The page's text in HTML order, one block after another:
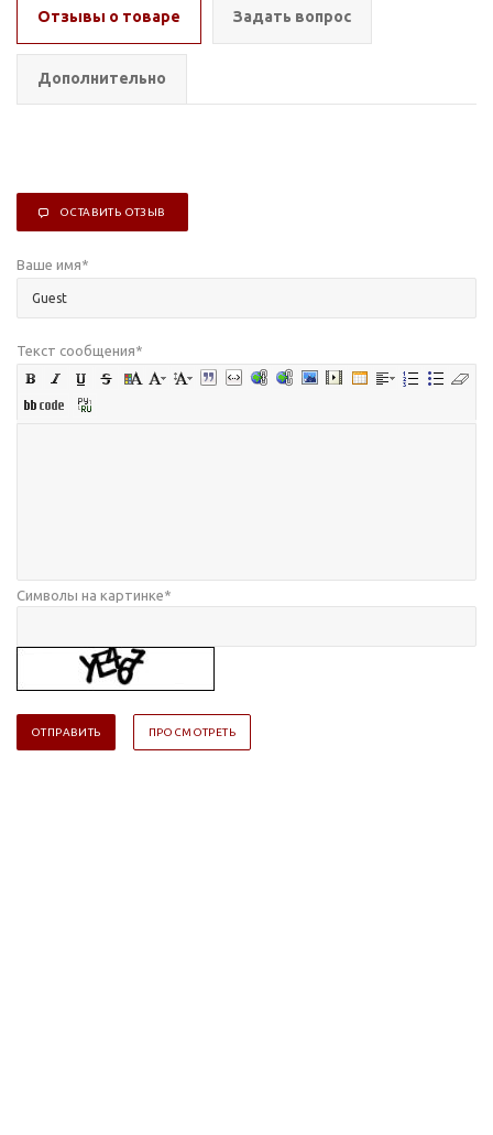
Отзывы о товаре Задать вопрос
Дополнительно
ОСТАВИТЬ ОТЗЫВ
Ваше имя*
Текст сообщения*
Символы на картинке*